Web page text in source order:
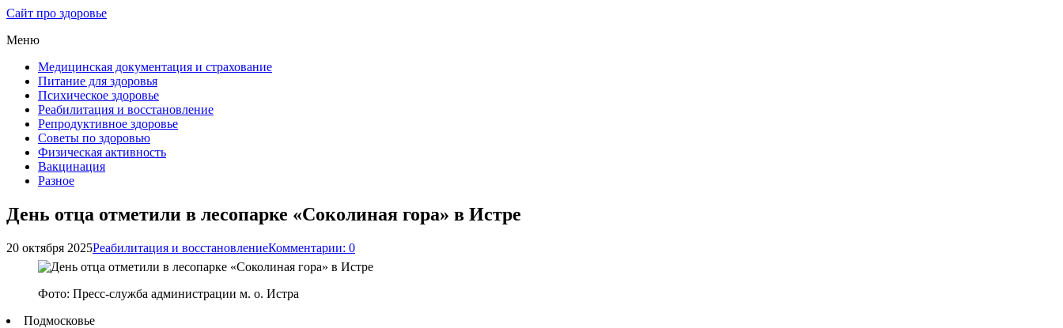
Сайт про здоровье
Меню
Медицинская документация и страхование
Питание для здоровья
Психическое здоровье
Реабилитация и восстановление
Репродуктивное здоровье
Советы по здоровью
Физическая активность
Вакцинация
Разное
День отца отметили в лесопарке «Соколиная гора» в Истре
20 октября 2025Реабилитация и восстановлениеКомментарии: 0
Фото: Пресс-служба администрации м. о. Истра
Подмосковье